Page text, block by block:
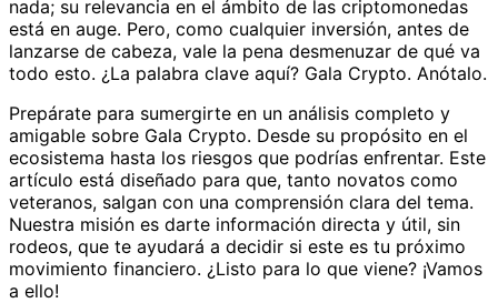
nada; su relevancia en el ámbito de las criptomonedas
está en auge. Pero, como cualquier inversión, antes de
lanzarse de cabeza, vale la pena desmenuzar de qué va
todo esto. ¿La palabra clave aquí? Gala Crypto. Anótalo.
Prepárate para sumergirte en un análisis completo y
amigable sobre Gala Crypto. Desde su propósito en el
ecosistema hasta los riesgos que podrías enfrentar. Este
artículo está diseñado para que, tanto novatos como
veteranos, salgan con una comprensión clara del tema.
Nuestra misión es darte información directa y útil, sin
rodeos, que te ayudará a decidir si este es tu próximo
movimiento financiero. ¿Listo para lo que viene? ¡Vamos
a ello!